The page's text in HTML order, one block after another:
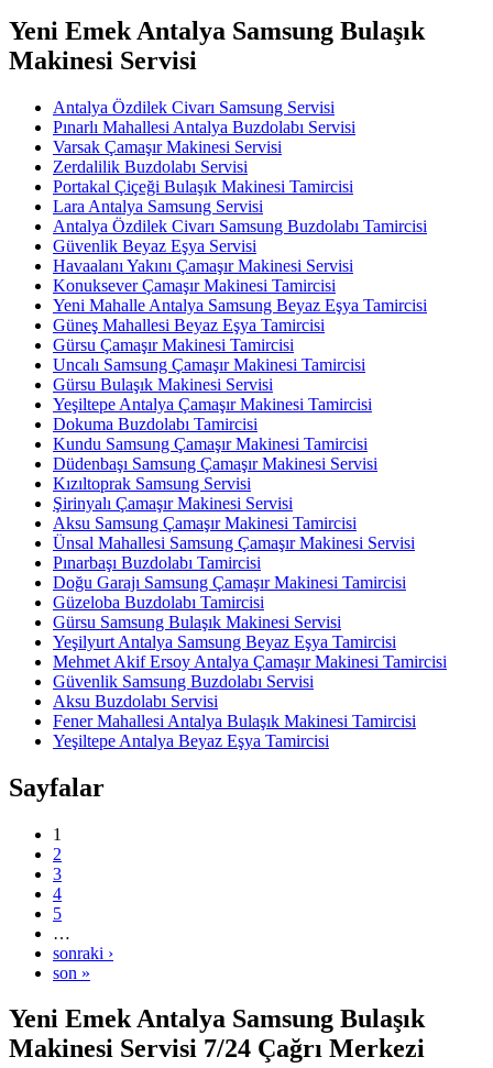
Yeni Emek Antalya Samsung Bulaşık
Makinesi Servisi
Antalya Özdilek Civarı Samsung Servisi
Pınarlı Mahallesi Antalya Buzdolabı Servisi
Varsak Çamaşır Makinesi Servisi
Zerdalilik Buzdolabı Servisi
Portakal Çiçeği Bulaşık Makinesi Tamircisi
Lara Antalya Samsung Servisi
Antalya Özdilek Civarı Samsung Buzdolabı Tamircisi
Güvenlik Beyaz Eşya Servisi
Havaalanı Yakını Çamaşır Makinesi Servisi
Konuksever Çamaşır Makinesi Tamircisi
Yeni Mahalle Antalya Samsung Beyaz Eşya Tamircisi
Güneş Mahallesi Beyaz Eşya Tamircisi
Gürsu Çamaşır Makinesi Tamircisi
Uncalı Samsung Çamaşır Makinesi Tamircisi
Gürsu Bulaşık Makinesi Servisi
Yeşiltepe Antalya Çamaşır Makinesi Tamircisi
Dokuma Buzdolabı Tamircisi
Kundu Samsung Çamaşır Makinesi Tamircisi
Düdenbaşı Samsung Çamaşır Makinesi Servisi
Kızıltoprak Samsung Servisi
Şirinyalı Çamaşır Makinesi Servisi
Aksu Samsung Çamaşır Makinesi Tamircisi
Ünsal Mahallesi Samsung Çamaşır Makinesi Servisi
Pınarbaşı Buzdolabı Tamircisi
Doğu Garajı Samsung Çamaşır Makinesi Tamircisi
Güzeloba Buzdolabı Tamircisi
Gürsu Samsung Bulaşık Makinesi Servisi
Yeşilyurt Antalya Samsung Beyaz Eşya Tamircisi
Mehmet Akif Ersoy Antalya Çamaşır Makinesi Tamircisi
Güvenlik Samsung Buzdolabı Servisi
Aksu Buzdolabı Servisi
Fener Mahallesi Antalya Bulaşık Makinesi Tamircisi
Yeşiltepe Antalya Beyaz Eşya Tamircisi
Sayfalar
1
2
3
4
5
…
sonraki ›
son »
Yeni Emek Antalya Samsung Bulaşık
Makinesi Servisi 7/24 Çağrı Merkezi